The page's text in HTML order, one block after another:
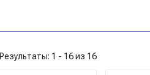
Результаты: 1 - 16 из 16